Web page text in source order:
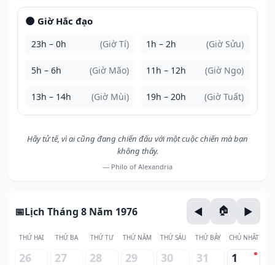
🌑 Giờ Hắc đạo
23h – 0h (Giờ Tí) 1h – 2h (Giờ Sửu)
5h – 6h (Giờ Mão) 11h – 12h (Giờ Ngọ)
13h – 14h (Giờ Mùi) 19h – 20h (Giờ Tuất)
Hãy tử tế, vì ai cũng đang chiến đấu với một cuộc chiến mà bạn
không thấy.
— Philo of Alexandria
Lịch Tháng 8 Năm 1976
THỨ HAI THỨ BA THỨ TƯ THỨ NĂM THỨ SÁU THỨ BẢY CHỦ NHẬT
26 27 28 29 30 31 1